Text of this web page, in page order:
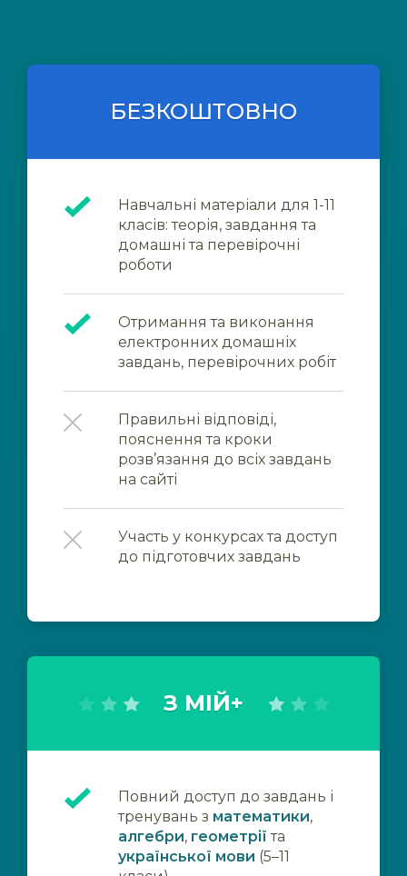
БЕЗКОШТОВНО
Навчальні матеріали для 1-11
класів: теорія, завдання та
домашні та перевірочні
роботи
Отримання та виконання
електронних домашніх
завдань, перевірочних робіт
Правильні відповіді,
пояснення та кроки
розв’язання до всіх завдань
на сайті
Участь у конкурсах та доступ
до підготовчих завдань
З МІЙ+
Повний доступ до завдань і
тренувань з математики,
алгебри, геометрії та
української мови (5–11